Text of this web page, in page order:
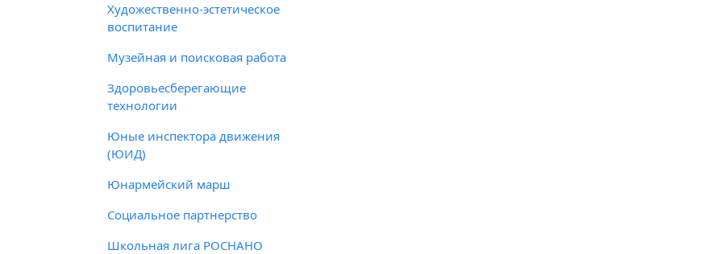
Художественно-эстетическое
воспитание
Музейная и поисковая работа
Здоровьесберегающие
технологии
Юные инспектора движения
(ЮИД)
Юнармейский марш
Социальное партнерство
Школьная лига РОСНАНО